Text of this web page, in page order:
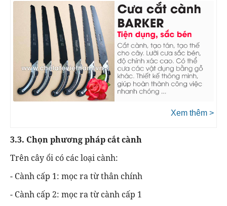
Xem thêm >
3.3. Chọn phương pháp cắt cành
Trên cây ổi có các loại cành:
- Cành cấp 1: mọc ra từ thân chính
- Cành cấp 2: mọc ra từ cành cấp 1